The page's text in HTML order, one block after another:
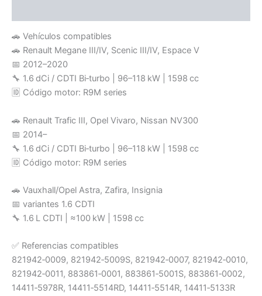
🚗 Vehículos compatibles
🚗 Renault Megane III/IV, Scenic III/IV, Espace V
📅 2012–2020
🔧 1.6 dCi / CDTI Bi‑turbo | 96–118 kW | 1598 cc
🆔 Código motor: R9M series
🚗 Renault Trafic III, Opel Vivaro, Nissan NV300
📅 2014–
🔧 1.6 dCi / CDTI Bi‑turbo | 96–118 kW | 1598 cc
🆔 Código motor: R9M series
🚗 Vauxhall/Opel Astra, Zafira, Insignia
📅 variantes 1.6 CDTI
🔧 1.6 L CDTI | ≈100 kW | 1598 cc
✅ Referencias compatibles
821942‑0009, 821942‑5009S, 821942‑0007, 821942‑0010,
821942‑0011, 883861‑0001, 883861‑5001S, 883861‑0002,
14411‑5978R, 14411‑5514RD, 14411‑5514R, 14411‑5133R